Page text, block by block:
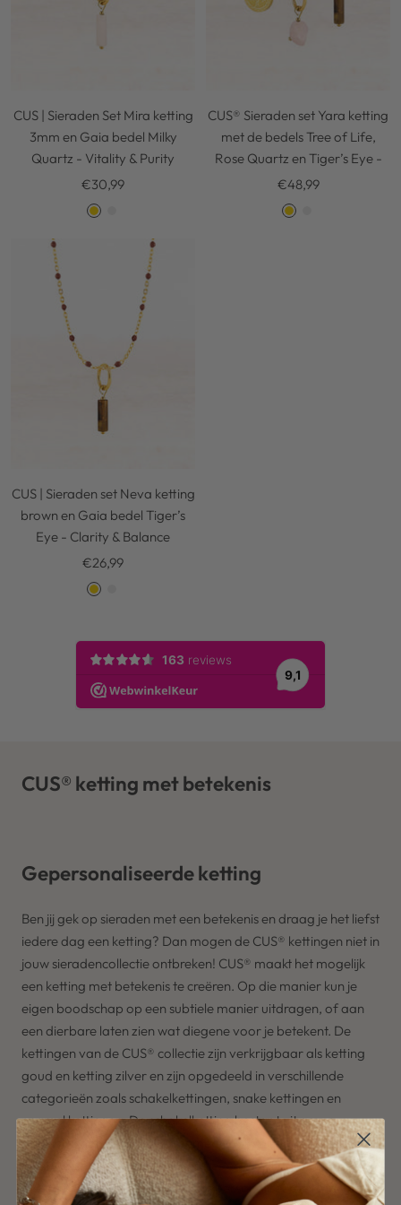
CUS | Sieraden Set Mira ketting
3mm en Gaia bedel Milky
Quartz - Vitality & Purity
Kortingsprijs
€30,99
G
CUS® Sieraden set Yara ketting
met de bedels Tree of Life,
Rose Quartz en Tiger’s Eye -
Kortingsprijs
€48,99
G
CUS | Sieraden set Neva ketting
brown en Gaia bedel Tiger’s
Eye - Clarity & Balance
Kortingsprijs
€26,99
G
l
d
l
v
e
r
CUS® ketting met betekenis
Gepersonaliseerde ketting
Ben jij gek op sieraden met een betekenis en draag je het liefst
iedere dag een ketting? Dan mogen de CUS® kettingen niet in
jouw sieradencollectie ontbreken! CUS® maakt het mogelijk
een ketting met betekeniste creëren. Op die manier kun je
eigen boodschap op een subtiele manier uitdragen, of aan
een dierbare laten zien wat diegene voor je betekent. De
kettingen van de CUS® collectie zijn verkrijgbaar als ketting
goud en ketting zilveren zijn opgedeeld in verschillende
categorieën zoals schakelkettingen, snake kettingen en
enamel kettingen. De schakelketting bestaat uit grove
schakels voor een echte statement look. De enamel ketting
bestaat uit veel kleinere schakeltjes en heeft daardoor een
meer subtiele uitstraling. Deze
gepersonaliseerde kettingis